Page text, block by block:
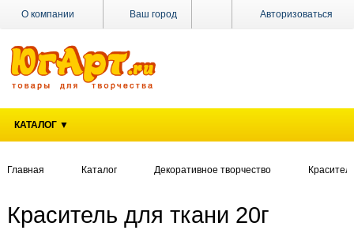
Ваш город Авторизоваться
О компании
Оплата
Наши
магазины
Новости
Контакты
КАТАЛОГ ▼
Главная Каталог Декоративное творчество
Краситель для ткани 20г